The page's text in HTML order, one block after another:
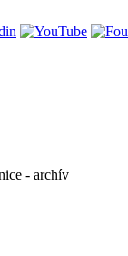
- archív